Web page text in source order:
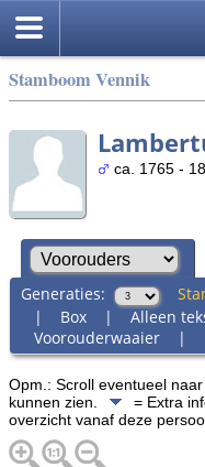
Stamboom Vennik
ca. 1765 -
Generaties:
| Box| Alleen
Voorouderwaaier|
Opm.: Scroll eventueel
kunnen zien.
= Extra
overzicht vanaf deze